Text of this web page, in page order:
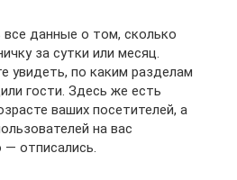
данные о том, сколько
за сутки или месяц.
увидеть, по каким разделам
гости. Здесь же есть
ваших посетителей, а
на вас
— отписались.